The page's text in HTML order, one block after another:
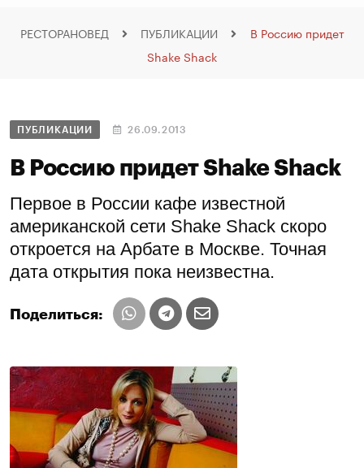
РЕСТОРАНОВЕД ПУБЛИКАЦИИ
В Россию придет
Shake Shack
ПУБЛИКАЦИИ 26.09.2013
В Россию придет Shake Shack
Первое в России кафе известной
американской сети Shake Shack скоро
откроется на Арбате в Москве. Точная
дата открытия пока неизвестна.
Поделиться: